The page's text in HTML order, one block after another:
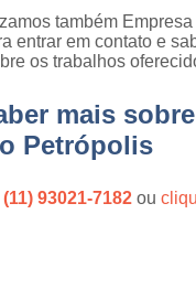
também
entrar em contato e
os trabalhos
mais
Petrópolis
(11) 93021-7182 ou